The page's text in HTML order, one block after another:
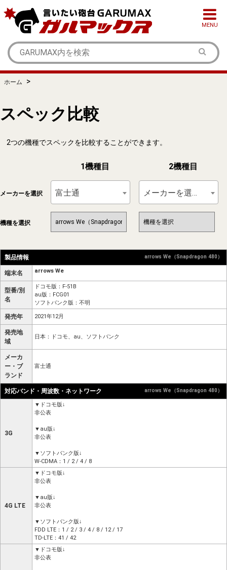
MENU
ホーム >
スペック比較
2つの機種でスペックを比較することができます。
1機種目 2機種目
メーカーを選択 富士通 メーカーを選択
機種を選択
製品情報 arrows We（Snapdragon 480）
端末名 arrows We
型番/別
名
ドコモ版：F-51B
au版：FCG01
ソフトバンク版：不明
発売年 2021年12月
発売地
域
日本：ドコモ、au、ソフトバンク
メーカ
ー・ブ
ランド
富士通
対応バンド・周波数・ネットワーク arrows We（Snapdragon 480）
3G
▼ドコモ版↓
非公表
▼au版↓
非公表
▼ソフトバンク版↓
W-CDMA：1 / 2 / 4 / 8
4G LTE
▼ドコモ版↓
非公表
▼au版↓
非公表
▼ソフトバンク版↓
FDD LTE：1 / 2 / 3 / 4 / 8 / 12 / 17
TD-LTE：41 / 42
▼ドコモ版↓
非公表